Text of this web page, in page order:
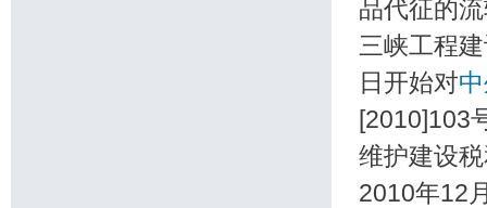
品代征的
三峡工程
日开始对
[2010]103
维护建设
2010年12